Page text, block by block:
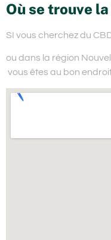
Où se trouve
SI vous cherchez du
ou dans la région
vous êtes au bon